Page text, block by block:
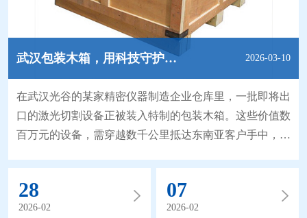
武汉包装木箱，用科技守护精密仪器的“安全旅程” 2026-03-10
在武汉光谷的某家精密仪器制造企业仓库里，一批即将出
口的激光切割设备正被装入特制的包装木箱。这些价值数
百万元的设备，需穿越数千公里抵达东南亚客户手中，途
防护网。 湿度控制：从被动应对到主动防御 传统木箱在
运输中常因湿度变化导致仪器内部结露，轻则影响性能，
28
2026-02
07
2026-02